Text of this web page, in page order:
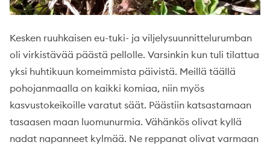
Kesken ruuhkaisen eu-tuki- ja viljelysuunnittelurumban
oli virkistävää päästä pellolle. Varsinkin kun tuli tilattua
yksi huhtikuun komeimmista päivistä. Meillä täällä
pohojanmaalla on kaikki komiaa, niin myös
kasvustokeikoille varatut säät. Päästiin katsastamaan
tasaasen maan luomunurmia. Vähänkös olivat kyllä
nadat napanneet kylmää. Ne reppanat olivat varmaan